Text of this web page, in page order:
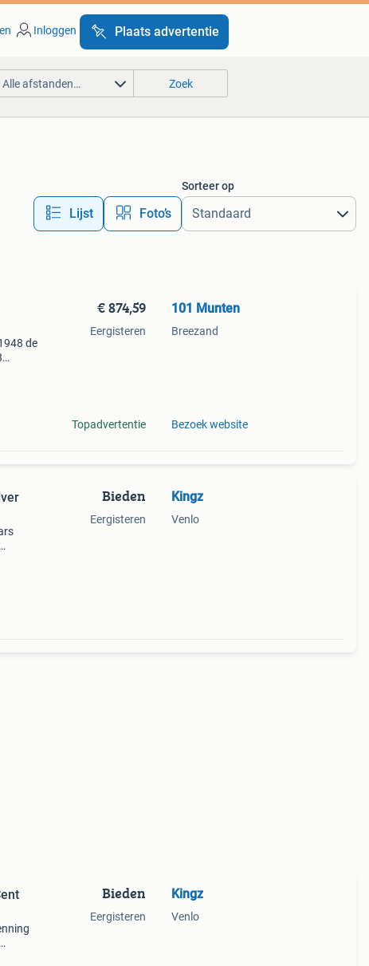
Inloggen Plaats advertentie
Alle afstanden… Zoek
Lijst Foto’s
Sorteer op
de
€ 874,59
Eergisteren
Topadvertentie
101 Munten
Breezand
Bezoek website
Bieden
Eergisteren
Kingz
Venlo
Bieden
Eergisteren
Kingz
Venlo